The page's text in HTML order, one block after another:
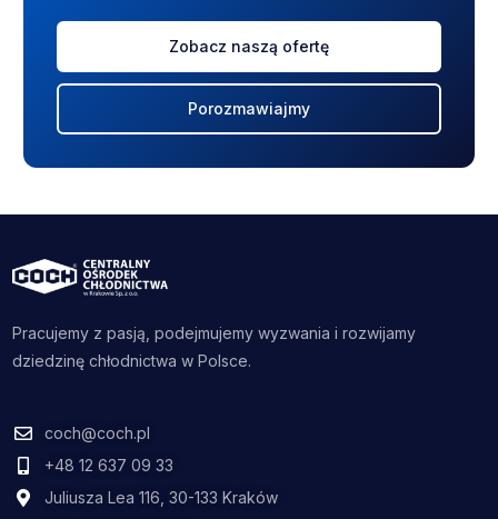
Zobacz naszą ofertę
Porozmawiajmy
Pracujemy z pasją, podejmujemy wyzwania i rozwijamy
dziedzinę chłodnictwa w Polsce.
coch@coch.pl
+48 12 637 09 33
Juliusza Lea 116, 30-133 Kraków